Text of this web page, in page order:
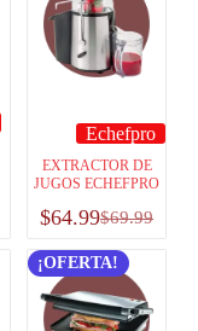
Echefpro
EXTRACTOR DE
JUGOS ECHEFPRO
$69.99
$64.99
¡OFERTA!